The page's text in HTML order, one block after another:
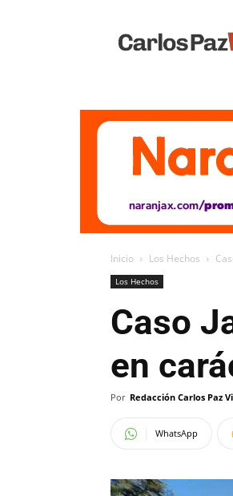
Vivo
Inicio Los Hechos
Los Hechos
Caso
en
Por Redacción Carlos Paz
WhatsApp